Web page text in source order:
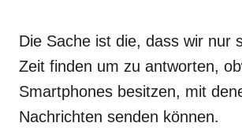
Die Sache ist die, dass wir nur
Zeit finden um zu antworten,
Smartphones besitzen, mit
Nachrichten senden können.